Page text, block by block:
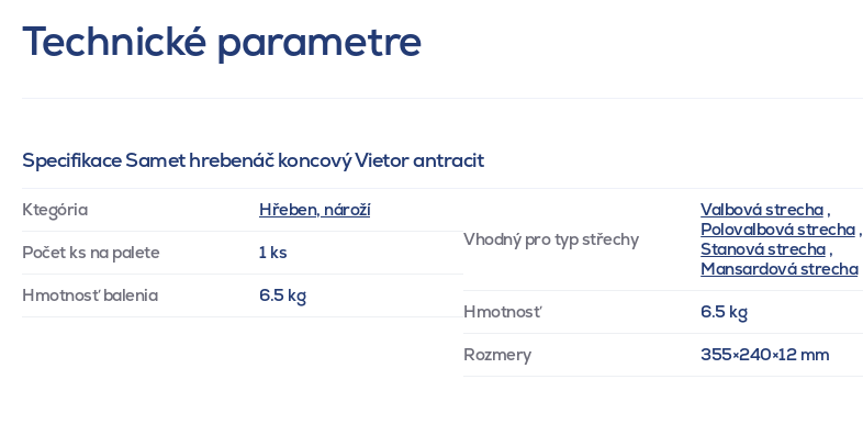
Technické parametre
Specifikace Samet hrebenáč koncový Vietor antracit
Ktegória Hřeben, nároží
Počet ks na palete 1 ks
Hmotnosť balenia 6.5 kg
Vhodný pro typ střechy
Valbová strecha,
Polovalbová strecha,
Stanová strecha,
Mansardová strecha
Hmotnosť 6.5 kg
Rozmery 355×240×12 mm